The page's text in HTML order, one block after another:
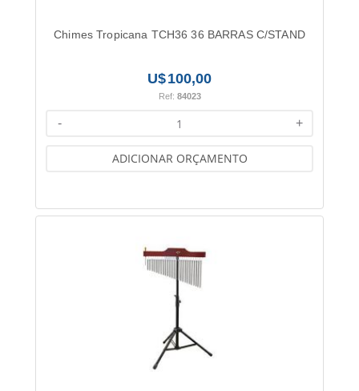
Chimes Tropicana TCH36 36 BARRAS C/STAND
100,00
Ref: 84023
+
-
ADICIONAR ORÇAMENTO